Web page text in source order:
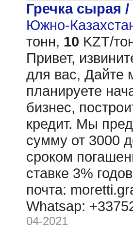
Гречка сырая /
Южно-
тонн, 10 KZT/
Привет,
для вас, Дайте
планируете
бизнес,
кредит. Мы
сумму от 3000
сроком
ставке 3%
почта:
Whatsap:
04-2021